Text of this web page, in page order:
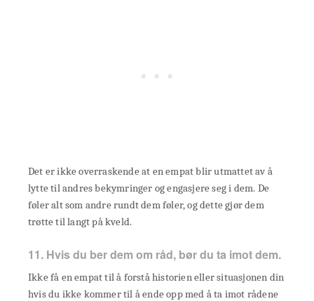
Det er ikke overraskende at en empat blir utmattet av å
lytte til andres bekymringer og engasjere seg i dem. De
føler alt som andre rundt dem føler, og dette gjør dem
trøtte til langt på kveld.
11. Hvis du ber dem om råd, bør du ta imot dem.
Ikke få en empat til å forstå historien eller situasjonen din
hvis du ikke kommer til å ende opp med å ta imot rådene